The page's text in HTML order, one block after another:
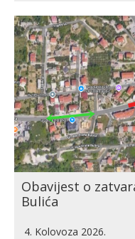
Obavijest o
Bulića
4. Kolovoza 2026.